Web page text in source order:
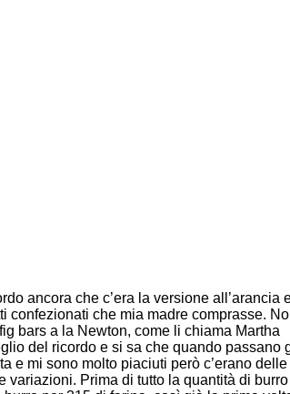
ancora che c’era la versione all’arancia
confezionati che mia madre comprasse.
bars a la Newton, come li chiama Martha
del ricordo e si sa che quando passano
e mi sono molto piaciuti però c’erano delle
variazioni. Prima di tutto la quantità di burro